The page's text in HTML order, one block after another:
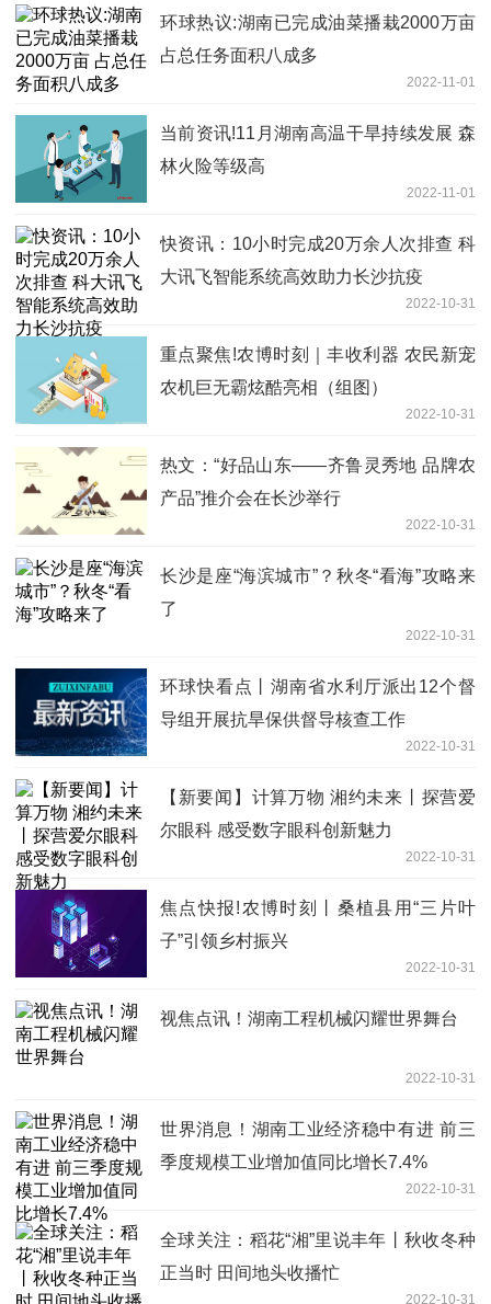
环球热议:湖南已完成油菜播栽2000万亩
占总任务面积八成多
2022-11-01
当前资讯!11月湖南高温干旱持续发展 森
林火险等级高
2022-11-01
快资讯：10小时完成20万余人次排查 科
大讯飞智能系统高效助力长沙抗疫
2022-10-31
重点聚焦!农博时刻｜丰收利器 农民新宠
农机巨无霸炫酷亮相（组图）
2022-10-31
热文：“好品山东——齐鲁灵秀地 品牌农
产品”推介会在长沙举行
2022-10-31
长沙是座“海滨城市”？秋冬“看海”攻略来
了
2022-10-31
环球快看点丨湖南省水利厅派出12个督
导组开展抗旱保供督导核查工作
2022-10-31
【新要闻】计算万物 湘约未来丨探营爱
尔眼科 感受数字眼科创新魅力
2022-10-31
焦点快报!农博时刻丨桑植县用“三片叶
子”引领乡村振兴
2022-10-31
视焦点讯！湖南工程机械闪耀世界舞台
2022-10-31
世界消息！湖南工业经济稳中有进 前三
季度规模工业增加值同比增长7.4%
2022-10-31
全球关注：稻花“湘”里说丰年丨秋收冬种
正当时 田间地头收播忙
2022-10-31